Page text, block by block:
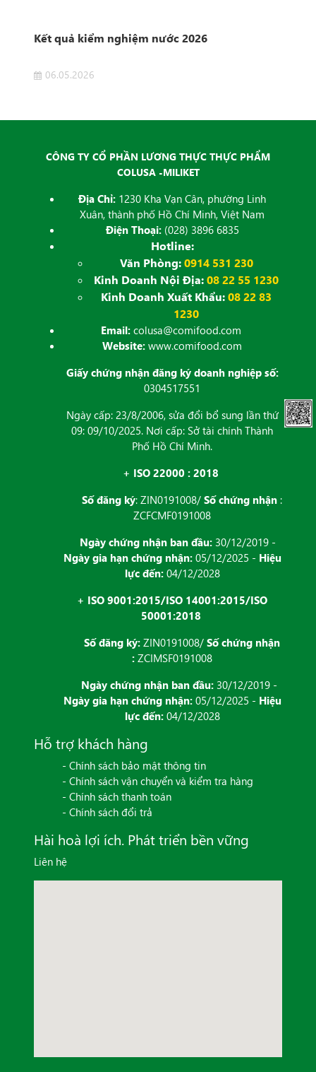
Kết quả kiểm nghiệm nước 2026
06.05.2026
CÔNG TY CỔ PHẦN LƯƠNG THỰC THỰC PHẨM
COLUSA -MILIKET
Địa Chỉ: 1230 Kha Vạn Cân, phường Linh
Xuân, thành phố Hồ Chí Minh, Việt Nam
Điện Thoại:(028) 3896 6835
Hotline:
Văn Phòng: 0914 531 230
Kinh Doanh Nội Địa:08 22 55 1230
Kinh Doanh Xuất Khẩu:08 22 83
1230
Email:colusa@comifood.com
Website: www.comifood.com
Giấy chứng nhận đăng ký doanh nghiệp số:
0304517551
Ngày cấp: 23/8/2006, sửa đổi bổ sung lần thứ
09: 09/10/2025. Nơi cấp: Sở tài chính Thành
Phố Hồ Chí Minh.
+ ISO 22000 : 2018
Số đăng ký: ZIN0191008/ Số chứng nhận :
ZCFCMF0191008
Ngày chứng nhận ban đầu: 30/12/2019 -
Ngày gia hạn chứng nhận:05/12/2025 - Hiệu
lực đến:04/12/2028
+ ISO 9001:2015/ISO 14001:2015/ISO
50001:2018
Số đăng ký: ZIN0191008/ Số chứng nhận
: ZCIMSF0191008
Ngày chứng nhận ban đầu: 30/12/2019 -
Ngày gia hạn chứng nhận:05/12/2025 - Hiệu
lực đến:04/12/2028
Hỗ trợ khách hàng
- Chính sách bảo mật thông tin
- Chính sách vận chuyển và kiểm tra hàng
- Chính sách thanh toán
- Chính sách đổi trả
Hài hoà lợi ích. Phát triển bền vững
Liên hệ